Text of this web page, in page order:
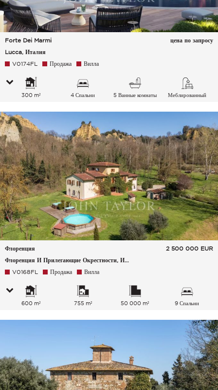
Forte Dei Marmi
Lucca, Италия
цена по запросу
V0174FL Продажа Вилла
300 m² 4 Спальни 5 Ванные комнаты Меблированный
Флоренция
Флоренция И Прилегающие Окрестности, Италия
2 500 000 EUR
V0168FL Продажа Вилла
600 m² 755 m² 50 000 m² 9 Спальни